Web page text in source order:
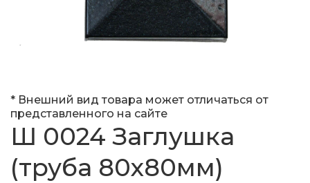
* Внешний вид товара может отличаться от
представленного на сайте
Ш 0024 Заглушка
(труба 80х80мм)